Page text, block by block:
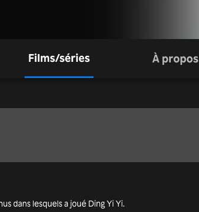
Films/séries À propos
dans lesquels a joué Ding Yi Yi.